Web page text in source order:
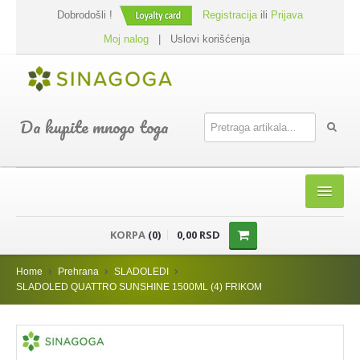
Dobrodošli ! Registracijaili Prijava
Moj nalog
Uslovi korišćenja
Da kupite mnogo toga
SHOP
PREHRANA
DODACI JELIMA
KORPA (0) 0,00 RSD
Home Prehrana
SLADOLEDI
SLADOLED QUATTRO SUNSHINE 1500ML (4) FRIKOM